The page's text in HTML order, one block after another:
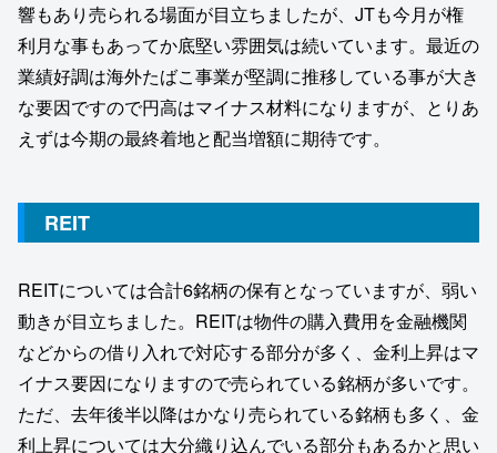
響もあり売られる場面が目立ちましたが、JTも今月が権
利月な事もあってか底堅い雰囲気は続いています。最近の
業績好調は海外たばこ事業が堅調に推移している事が大き
な要因ですので円高はマイナス材料になりますが、とりあ
えずは今期の最終着地と配当増額に期待です。
REIT
REITについては合計6銘柄の保有となっていますが、弱い
動きが目立ちました。REITは物件の購入費用を金融機関
などからの借り入れで対応する部分が多く、金利上昇はマ
イナス要因になりますので売られている銘柄が多いです。
ただ、去年後半以降はかなり売られている銘柄も多く、金
利上昇については大分織り込んでいる部分もあるかと思い